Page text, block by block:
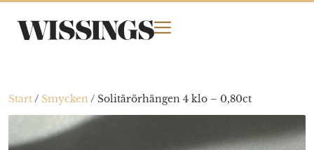
Start/ Smycken / Solitärörhängen 4 klo – 0,80ct